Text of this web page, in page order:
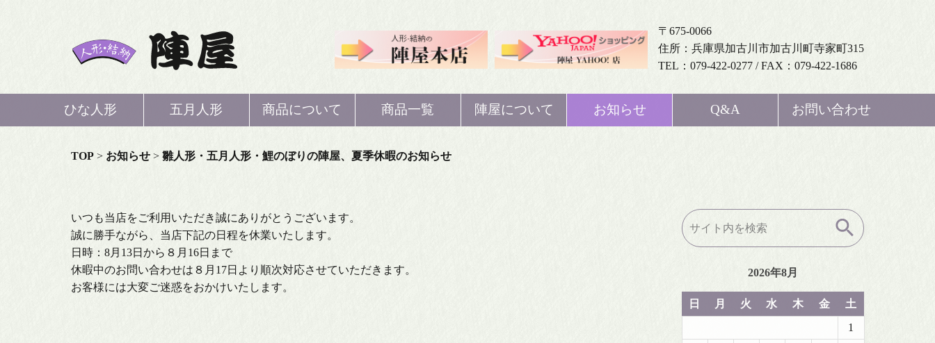
〒675-0066
住所：兵庫県加古川市加古川町寺家町315
TEL：079-422-0277 / FAX：079-422-1686
ひな人形 五月人形 商品について
ひな人形
鯉のぼり
結納
商品一覧
ひな人形
結納
陣屋について お知らせ Q&A お問い合わせ
TOP > お知らせ > 雛人形・五月人形・鯉のぼりの陣屋、夏季休暇のお知らせ
いつも当店をご利用いただき誠にありがとうございます。
誠に勝手ながら、当店下記の日程を休業いたします。
日時：8月13日から８月16日まで
休暇中のお問い合わせは８月17日より順次対応させていただきます。
お客様には大変ご迷惑をおかけいたします。
検
索:
2026年8月
日 月 火 水 木 金
土
1